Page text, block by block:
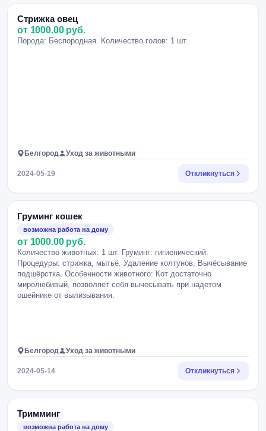
Стрижка овец
от 1000.00 руб.
Порода: Беспородная. Количество голов: 1 шт.
Белгород Уход за животными
2024-05-19 Откликнуться
Груминг кошек
возможна работа на дому
от 1000.00 руб.
Количество животных: 1 шт. Груминг: гигиенический.
Процедуры: стрижка, мытьё. Удаление колтунов, Вычёсывание
подшёрстка. Особенности животного: Кот достаточно
миролюбивый, позволяет себя вычесывать при надетом
ошейнике от вылизывания.
Белгород Уход за животными
2024-05-14 Откликнуться
Тримминг
возможна работа на дому